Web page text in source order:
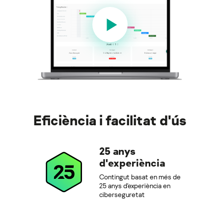
Eficiència i facilitat d'ús
25 anys
d'experiència
Contingut basat en més de
25 anys d'experiència en
ciberseguretat